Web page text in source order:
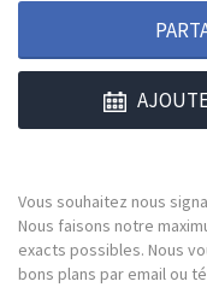
Vous souhaitez nous
Nous faisons notre
exacts possibles. Nous
bons plans par email ou